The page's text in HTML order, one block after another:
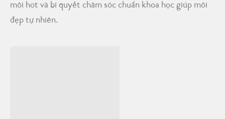
môi hot và bí quyết chăm sóc chuẩn khoa học giúp môi
đẹp tự nhiên.